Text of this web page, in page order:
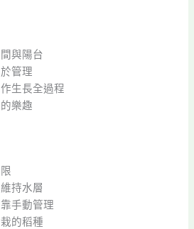
與陽台
管理
生長全過程
樂趣
持水層
手動管理
的稻種